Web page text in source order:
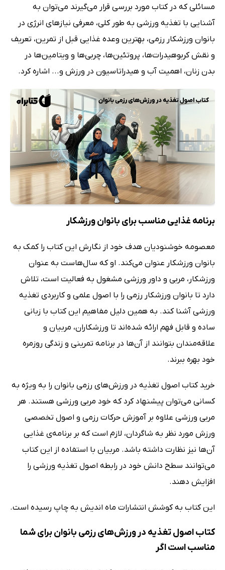
مسائلی که در کتاب مورد بررسی قرار می‌گیرند می‌توان به
آشنایی با تغذیه ورزشی به طور کلی، معرفی نیازهای انرژی در
بانوان ورزشکار رزمی، بهترین وعده غذایی قبل از تمرین، تعریف
و نقش کربوهیدرات‌ها، پروتئین‌ها، چربی‌ها و ویتامین‌ها در
بدن زنان، اهمیت آب و هیدراتاسیون در ورزش و... اشاره کرد.
برنامه غذایی مناسب برای بانوان ورزشکار
معصومه خوشنودیان هدف خود از نگارش این کتاب را کمک به
بانوان ورزشکار عنوان می‌کند. او که سال‌هاست به عنوان
ورزشکار، مربی و داور ورزشی مشغول به فعالیت است، تلاش
دارد تا بانوان ورزشکار رزمی را با اصول علمی و کاربردی تغذیه
ورزشی آشنا کند. به همین دلیل مفاهیم این کتاب با زبانی
ساده و قابل فهم ارائه شده‌اند تا ورزشکاران، مربیان و
علاقه‌مندان بتوانند از آن‌ها در برنامه تمرینی و زندگی روزمره
خود بهره ببرند.
خرید کتاب اصول تغذیه در ورزش‌های رزمی بانوان را به ویژه به
کسانی می‌توان پیشنهاد کرد که خود مربی ورزشی هستند. هر
مربی ورزشی علاوه بر آموزش حرکات رزمی و اصول تخصصی
ورزش مورد نظر به شاگردان، لازم است که بر برنامه‌ی غذایی
آن‌ها نیز نظارت داشته باشد. مربیان با استفاده از این کتاب
می‌توانند سطح دانش خود در رابطه اصول تغذیه ورزشی را
افزایش دهند.
این کتاب به کوشش انتشارات ماه اندیش به چاپ رسیده است.
کتاب اصول تغذیه در ورزش‌های رزمی بانوان برای شما
مناسب است اگر